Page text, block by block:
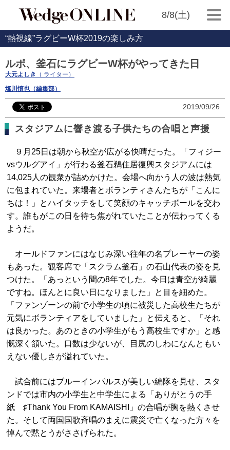
8/8(土)
“熱視線”ラグビーW杯2019の楽しみ方
ルポ、釜石にラグビーW杯がやってきた日
大元よしき
（ ライター）
塩川慎也（編集部）
2019/09/26
スタジアムに響き渡る子供たちの合唱と声援
９月25日は朝から秋空が広がる快晴だった。「フィジー
vsウルグアイ」が行わる釜石鵜住居復興スタジアムには
14,025人の観衆が詰めかけた。会場へ向かう人の波は熱気
に包まれていた。来場者とボランティさんたちが「こんに
ちは！」とハイタッチをして笑顔のキャッチボールを交わ
す。誰もがこの日を待ち焦がれていたことが伝わってくる
ようだ。
オールドファンにはなじみ深い往年の名プレーヤーの姿
もあった。観客席で「スクラム釜石」の石山代表の姿を見
つけた。「あっという間の8年でした。今日は青空が綺麗
ですね。ほんとに良い日になりました」と目を細めた。
「ファンゾーンの前で小学生の頃に被災した高校生たちが
元気にボランティアをしていました」と伝えると、「それ
は良かった。あのときの小学生がもう高校生ですか」と感
慨深く頷いた。口数は少ないが、目尻のしわになんともい
えない優しさが溢れていた。
試合前にはブルーインパルスが美しい編隊を見せ、スタ
ンドでは市内の小学生と中学生による「ありがとうの手
紙 ♯Thank You From KAMAISHI」の合唱が胸を熱くさせ
た。そして両国国歌斉唱のまえに震災で亡くなった方々を
悼んで黙とうがささげられた。